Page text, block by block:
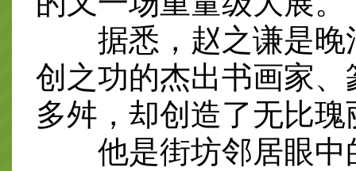
据悉，赵之谦是晚
创之功的杰出书画家
多舛，却创造了无比
他是街坊邻居眼中